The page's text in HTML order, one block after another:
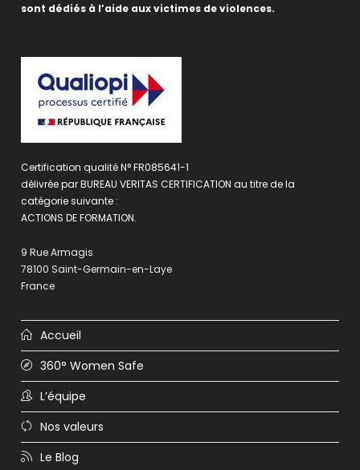
sont dédiés à l’aide aux victimes de violences.
Certification qualité N° FR085641-1
délivrée par BUREAU VERITAS CERTIFICATION au titre de la
catégorie suivante :
ACTIONS DE FORMATION.
9 Rue Armagis
78100 Saint-Germain-en-Laye
France
Accueil
360° Women Safe
L’équipe
Nos valeurs
Le Blog